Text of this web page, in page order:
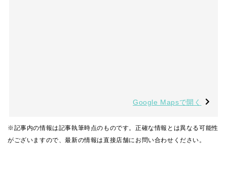
Google Mapsで開く
※記事内の情報は記事執筆時点のものです。正確な情報とは異なる可能性
がございますので、最新の情報は直接店舗にお問い合わせください。